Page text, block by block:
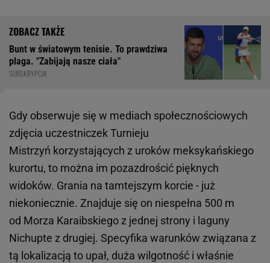
Bunt w światowym tenisie. To prawdziwa
plaga. "Zabijają nasze ciała"
SUBSKRYPCJA
Gdy obserwuje się w mediach społecznościowych
zdjęcia uczestniczek Turnieju
Mistrzyń korzystających z uroków meksykańskiego
kurortu, to można im pozazdrościć pięknych
widoków. Grania na tamtejszym korcie - już
niekoniecznie. Znajduje się on niespełna 500 m
od Morza Karaibskiego z jednej strony i laguny
Nichupte z drugiej. Specyfika warunków związana z
tą lokalizacją to upał, duża wilgotność i właśnie